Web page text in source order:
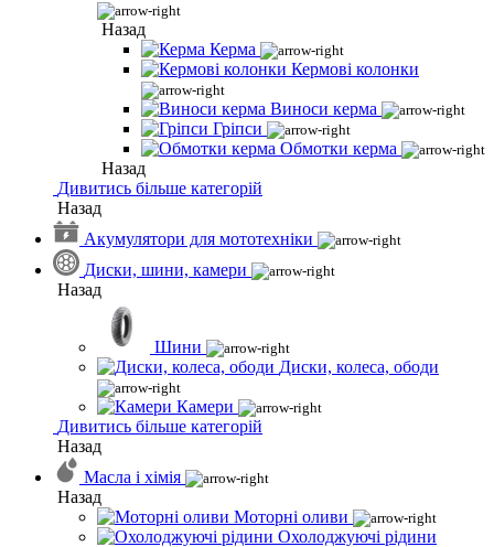
Назад
Керма
Кермові колонки
Виноси керма
Гріпси
Обмотки керма
Назад
Дивитись більше категорій
Назад
Акумулятори для мототехніки
Диски, шини, камери
Назад
Шини
Диски, колеса, ободи
Камери
Дивитись більше категорій
Назад
Масла і хімія
Назад
Моторні оливи
Охолоджуючі рідини